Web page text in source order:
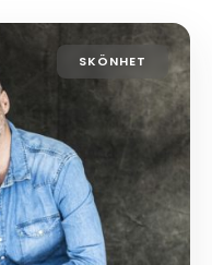
SKÖNHET